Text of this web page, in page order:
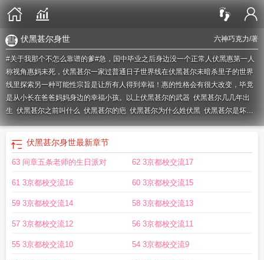
六神巧克力/著
伏黑甚尔身世
#关于我那个不怎么靠谱的爹#急，国中毕业之后身边没一个正常人伏黑惠第一人
称视角惠妈未死，伏黑甚尔一家过普通日子世界线在伏黑甚尔未暗杀里子的世界
线里探索另一种可能性宗旨是让所有人得到幸福！惠的性格会有很大改变，毕竟
是从小长在爸爸妈妈身边的幸福小孩。以上伏黑甚尔的武器 伏黑甚尔几几年出
生 伏黑甚尔之前叫什么 伏黑甚尔的疤 伏黑甚尔为什么姓伏黑 伏黑甚尔是坏的
吗伏黑甚尔的故事那什么的伏黑甚尔一家观影伏黑甚尔介绍伏黑甚尔厉害
伏黑甚尔能力 伏黑甚尔是伏黑惠亲爹吗
好人吗
黑甚尔出现 伏黑甚尔十亿 伏黑甚尔的妻子是谁伏黑甚尔的眼睛是什么颜色
伏黑甚尔为什么这么强 伏黑甚尔的能力
甚尔的外号伏黑甚尔什么时候出场 伏黑甚尔的身材
伏黑甚尔身世最新章节
63 间章五条老师的生日派对 62 3京都校交流17
61 3京都校交流16 60 3京都校交流15
59 3京都校交流14 58 3京都校交流13
57 3京都校交流12 56 3京都校交流11
55 3京都校交流10 54 3京都校交流9